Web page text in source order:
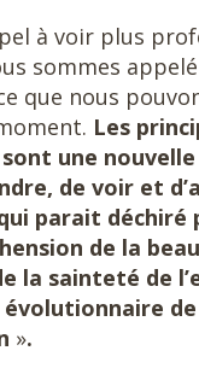
à voir plus
sommes
que nous
Les
une
de voir et
parait déchiré
de la
la sainteté de
».